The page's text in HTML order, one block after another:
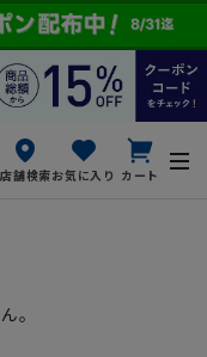
店舗検索お気に入り カート
。